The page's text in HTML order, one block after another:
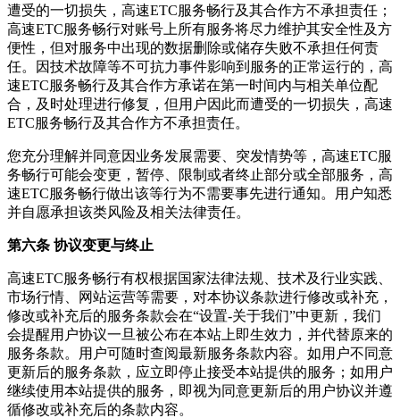
遭受的一切损失， 高速ETC服务畅行及其合作方不承担责任；
高速ETC服务畅行对账号上所有服务将尽力维护其安全性及方
便性，但对服务中出现的数据删除或储存失败不承担任何责
任。因技术故障等不可抗力事件影响到服务的正常运行的， 高
速ETC服务畅行及其合作方承诺在第一时间内与相关单位配
合，及时处理进行修复，但用户因此而遭受的一切损失， 高速
ETC服务畅行及其合作方不承担责任。
您充分理解并同意因业务发展需要、突发情势等， 高速ETC服
务畅行可能会变更，暂停、限制或者终止部分或全部服务， 高
速ETC服务畅行做出该等行为不需要事先进行通知。用户知悉
并自愿承担该类风险及相关法律责任。
第六条 协议变更与终止
高速ETC服务畅行有权根据国家法律法规、技术及行业实践、
市场行情、网站运营等需要，对本协议条款进行修改或补充，
修改或补充后的服务条款会在“设置-关于我们”中更新，我们
会提醒用户协议一旦被公布在本站上即生效力，并代替原来的
服务条款。用户可随时查阅最新服务条款内容。如用户不同意
更新后的服务条款，应立即停止接受本站提供的服务；如用户
继续使用本站提供的服务，即视为同意更新后的用户协议并遵
循修改或补充后的条款内容。